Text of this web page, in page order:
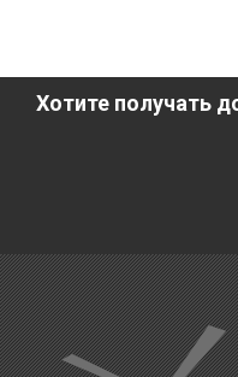
Хотите получать